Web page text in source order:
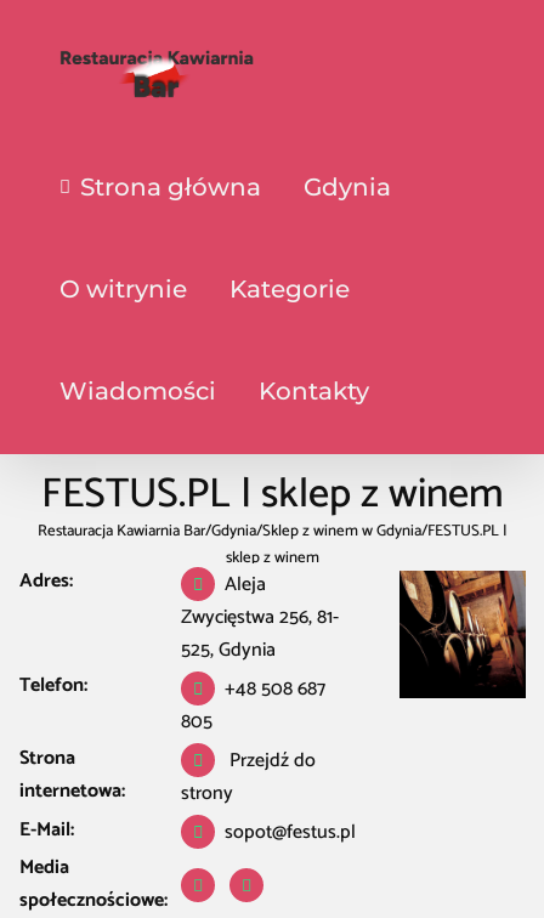
Strona główna Gdynia
O witrynie Kategorie
Wiadomości Kontakty
FESTUS.PL | sklep z winem
Restauracja Kawiarnia Bar/Gdynia/Sklep z winem w Gdynia/FESTUS.PL |
sklep z winem
Adres:
Aleja
Zwycięstwa 256, 81-
525, Gdynia
Telefon:
+48 508 687
805
Strona
internetowa:
Przejdź do
strony
E-Mail:
sopot@festus.pl
Media
społecznościowe: